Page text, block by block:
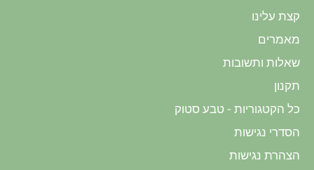
קצת עלינו
מאמרים
שאלות ותשובות
תקנון
כל הקטגוריות - טבע סטוק
הסדרי נגישות
הצהרת נגישות